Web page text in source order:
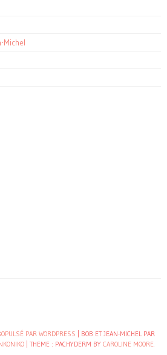
Michel
PAR WORDPRESS
| BOB ET JEAN-MICHEL PAR
THEME : PACHYDERM BY CAROLINE MOORE.